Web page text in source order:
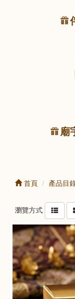
廟
首頁 產品目
瀏覽方式